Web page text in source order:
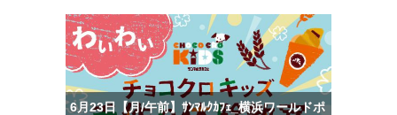
6月23日【月/午前】ｻﾝﾏﾙｸｶﾌｪ_横浜ワールドポ